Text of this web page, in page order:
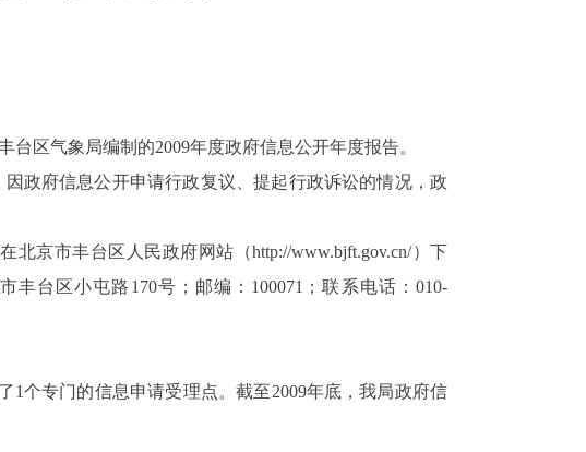
区气象局编制的2009年度政府信息公开年度报告。
政府信息公开申请行政复议、提起行政诉讼的情况，政
北京市丰台区人民政府网站（http://www.bjft.gov.cn/）下
台区小屯路170号；邮编：100071；联系电话：010-
个专门的信息申请受理点。截至2009年底，我局政府信